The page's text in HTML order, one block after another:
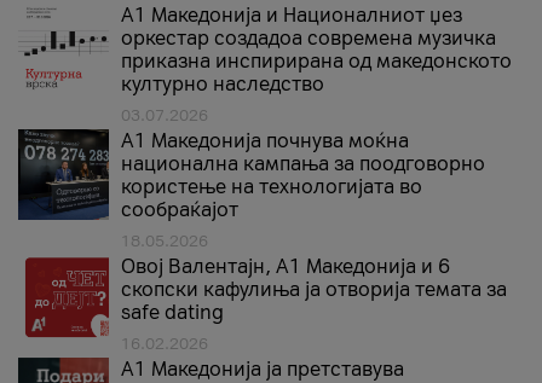
А1 Македонија и Националниот џез
оркестар создадоа современа музичка
приказна инспирирана од македонското
културно наследство
03.07.2026
A1 Македонија почнува моќна
национална кампања за поодговорно
користење на технологијата во
сообраќајот
18.05.2026
Овој Валентајн, A1 Македонија и 6
скопски кафулиња ја отворија темата за
safe dating
16.02.2026
А1 Македонија ја претставува